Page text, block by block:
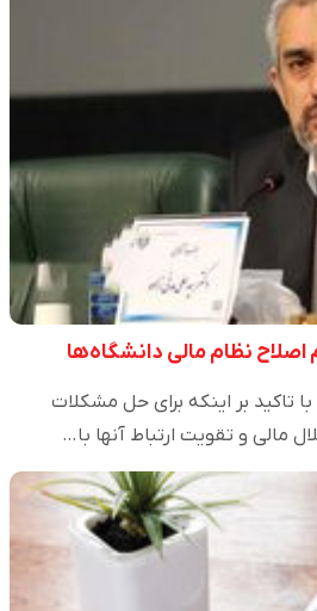
اصلاح نظام مالی دانشگاه‌ها
با تاکید بر اینکه برای حل مشکلات
مالی و تقویت ارتباط آنها با…